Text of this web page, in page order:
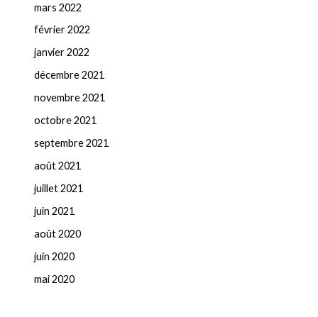
mars 2022
février 2022
janvier 2022
décembre 2021
novembre 2021
octobre 2021
septembre 2021
août 2021
juillet 2021
juin 2021
août 2020
juin 2020
mai 2020